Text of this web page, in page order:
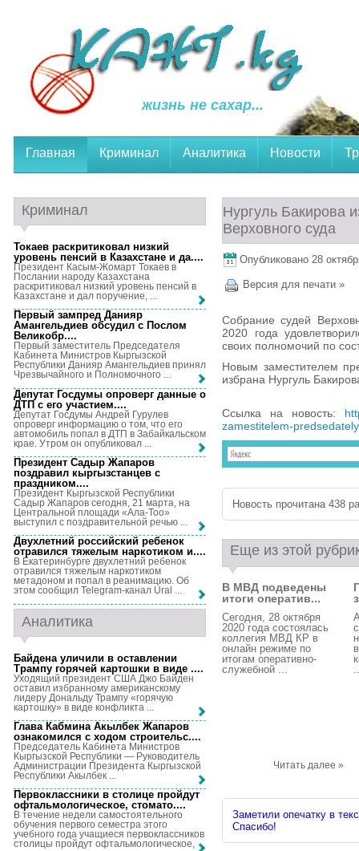
жизнь не сахар...
Главная Криминал Аналитика Новости
Нургуль Бакирова
Верховного суда
Опубликовано 28
Версия для печати »
Собрание судей
2020 года
своих полномочий по
Новым заместителем
избрана Нургуль
Ссылка на новость:
zamestitelem-
Новость прочитана 438
Еще из этой
В МВД подведены
итоги оператив...
Сегодня, 28 октября
2020 года состоялась
коллегия МВД КР в
онлайн режиме по
итогам оперативно-
служебной ...
Читать далее »
Заметили опечатку в
Спасибо!
Криминал
Токаев раскритиковал низкий
уровень пенсий в Казахстане и да....
Президент Касым-Жомарт Токаев в
Послании народу Казахстана
раскритиковал низкий уровень пенсий в
Казахстане и дал поручение, ...
Первый зампред Данияр
Амангельдиев обсудил с Послом
Великобр....
Первый заместитель Председателя
Кабинета Министров Кыргызской
Республики Данияр Амангельдиев принял
Чрезвычайного и Полномочного ...
Депутат Госдумы опроверг данные о
ДТП с его участием....
Депутат Госдумы Андрей Гурулев
опроверг информацию о том, что его
автомобиль попал в ДТП в Забайкальском
крае. Утром он опубликовал ...
Президент Садыр Жапаров
поздравил кыргызстанцев с
праздником....
Президент Кыргызской Республики
Садыр Жапаров сегодня, 21 марта, на
Центральной площади «Ала-Тоо»
выступил с поздравительной речью ...
Двухлетний российский ребенок
отравился тяжелым наркотиком и....
В Екатеринбурге двухлетний ребенок
отравился тяжелым наркотиком
метадоном и попал в реанимацию. Об
этом сообщил Telegram-канал Ural ...
Аналитика
Байдена уличили в оставлении
Трампу горячей картошки в виде ....
Уходящий президент США Джо Байден
оставил избранному американскому
лидеру Дональду Трампу «горячую
картошку» в виде конфликта ...
Глава Кабмина Акылбек Жапаров
ознакомился с ходом строительс....
Председатель Кабинета Министров
Кыргызской Республики — Руководитель
Администрации Президента Кыргызской
Республики Акылбек ...
Первоклассники в столице пройдут
офтальмологическое, стомато....
В течение недели самостоятельного
обучения первого семестра этого
учебного года учащиеся первоклассников
столицы пройдут офтальмологическое, ...